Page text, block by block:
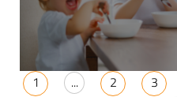
1 ... 2 3